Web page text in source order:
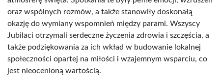
oraz wspólnych rozmów, a także stanowiły doskonałą
okazję do wymiany wspomnień między parami. Wszyscy
Jubilaci otrzymali serdeczne życzenia zdrowia i szczęścia, a
także podziękowania za ich wkład w budowanie lokalnej
społeczności opartej na miłości i wzajemnym wsparciu, co
jest nieocenioną wartością.